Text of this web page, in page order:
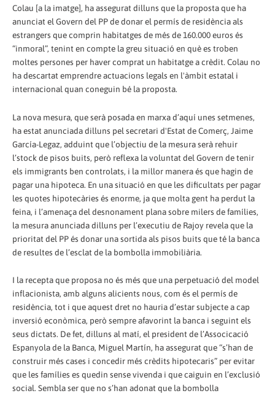
Colau [a la imatge], ha assegurat dilluns que la proposta que ha
anunciat el Govern del PP de donar el permís de residència als
estrangers que comprin habitatges de més de 160.000 euros és
“inmoral”, tenint en compte la greu situació en què es troben
moltes persones per haver comprat un habitatge a crèdit. Colau no
ha descartat emprendre actuacions legals en l'àmbit estatal i
internacional quan coneguin bé la proposta.
La nova mesura, que serà posada en marxa d’aquí unes setmenes,
ha estat anunciada dilluns pel secretari d'Estat de Comerç, Jaime
García-Legaz, adduint que l’objectiu de la mesura serà rehuir
l’stock de pisos buits, però reflexa la voluntat del Govern de tenir
els immigrants ben controlats, i la millor manera és que hagin de
pagar una hipoteca. En una situació en que les dificultats per pagar
les quotes hipotecàries és enorme, ja que molta gent ha perdut la
feina, i l’amenaça del desnonament plana sobre milers de famílies,
la mesura anunciada dilluns per l’executiu de Rajoy revela que la
prioritat del PP és donar una sortida als pisos buits que té la banca
de resultes de l’esclat de la bombolla immobiliària.
I la recepta que proposa no és més que una perpetuació del model
inflacionista, amb alguns alicients nous, com és el permís de
residència, tot i que aquest dret no hauria d’estar subjecte a cap
inversió econòmica, però sempre afavorint la banca i seguint els
seus dictats. De fet, dilluns al matí, el president de l’Associcació
Espanyola de la Banca, Miguel Martín, ha assegurat que “s’han de
construir més cases i concedir més crèdits hipotecaris” per evitar
que les famílies es quedin sense vivenda i que caiguin en l’exclusió
social. Sembla ser que no s’han adonat que la bombolla